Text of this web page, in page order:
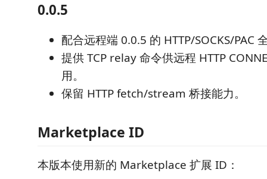
0.0.5
配合远程端 0.0.5 的 HTTP/SOCKS/PAC
提供 TCP relay 命令供远程 HTTP
用。
保留 HTTP fetch/stream 桥接能力。
Marketplace ID
本版本使用新的 Marketplace 扩展 ID：